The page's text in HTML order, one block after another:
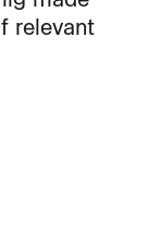
relevant